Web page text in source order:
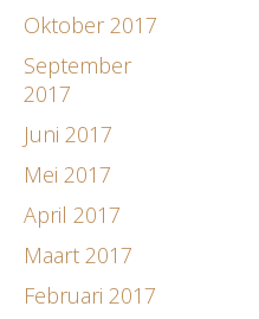
Oktober 2017
September
2017
Juni 2017
Mei 2017
April 2017
Maart 2017
Februari 2017